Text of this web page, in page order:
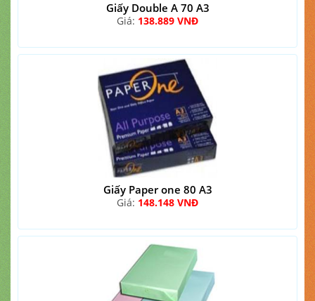
Giấy Double A 70 A3
Giá: 138.889 VNĐ
Giấy Paper one 80 A3
Giá: 148.148 VNĐ